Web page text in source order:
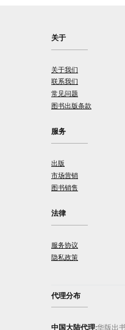
关于
关于我们
联系我们
常见问题
图书出版条款
服务
出版
市场营销
图书销售
法律
服务协议
隐私政策
代理分布
中国大陆代理:华版出